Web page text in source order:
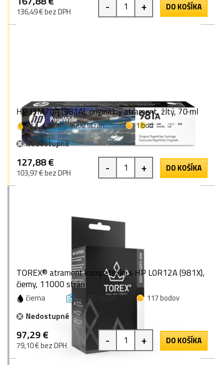
136,49 € bez DPH - + DO KOŠÍKA
HP J3M70A (981A), originálny atrament, žltý, 70 ml
žltá 6000 strán
1 bod
Nedostupné
127,88 €
103,97 € bez DPH - + DO KOŠÍKA
TOREX® atrament kompatibilní s HP L0R12A (981X),
čierny, 11000 strán
čierna 11000 strán
117 bodov
Nedostupné
97,29 €
79,10 € bez DPH - + DO KOŠÍKA